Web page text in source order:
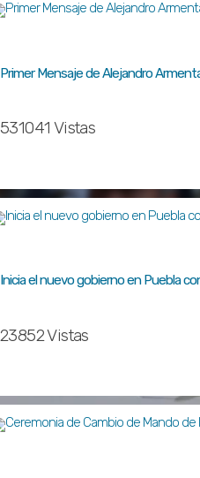
Primer Mensaje de Alejandro
531041 Vistas
Inicia el nuevo gobierno en Puebla
23852 Vistas